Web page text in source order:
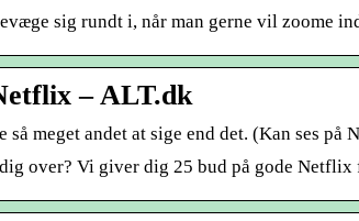
sig rundt i, når man gerne vil zoome
– ALT.dk
meget andet at sige end det. (Kan ses på
over? Vi giver dig 25 bud på gode Netflix